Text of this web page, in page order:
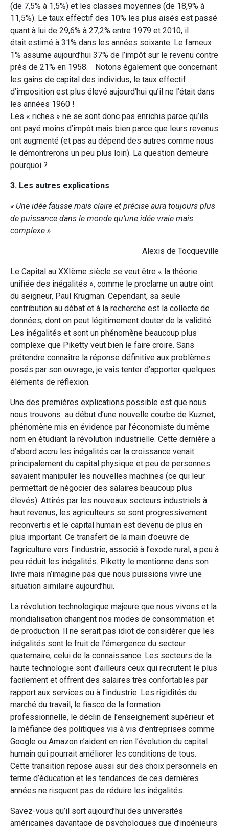
(de 7,5% à 1,5%) et les classes moyennes (de 18,9% à
11,5%). Le taux effectif des 10% les plus aisés est passé
quant à lui de 29,6% à 27,2% entre 1979 et 2010, il
était estimé à 31% dans les années soixante. Le fameux
1% assume aujourd’hui 37% de l’impôt sur le revenu contre
près de 21% en 1958. Notons également que concernant
les gains de capital des individus, le taux effectif
d’imposition est plus élevé aujourd’hui qu’il ne l’était dans
les années 1960 !
Les « riches » ne se sont donc pas enrichis parce qu’ils
ont payé moins d’impôt mais bien parce que leurs revenus
ont augmenté (et pas au dépend des autres comme nous
le démontrerons un peu plus loin). La question demeure
pourquoi ?
3. Les autres explications
« Une idée fausse mais claire et précise aura toujours plus
de puissance dans le monde qu’une idée vraie mais
complexe »
Alexis de Tocqueville
Le Capital au XXIème siècle se veut être « la théorie
unifiée des inégalités », comme le proclame un autre oint
du seigneur, Paul Krugman. Cependant, sa seule
contribution au débat et à la recherche est la collecte de
données, dont on peut légitimement douter de la validité.
Les inégalités et sont un phénomène beaucoup plus
complexe que Piketty veut bien le faire croire. Sans
prétendre connaître la réponse définitive aux problèmes
posés par son ouvrage, je vais tenter d’apporter quelques
éléments de réflexion.
Une des premières explications possible est que nous
nous trouvons au début d’une nouvelle courbe de Kuznet,
phénomène mis en évidence par l’économiste du même
nom en étudiant la révolution industrielle. Cette dernière a
d’abord accru les inégalités car la croissance venait
principalement du capital physique et peu de personnes
savaient manipuler les nouvelles machines (ce qui leur
permettait de négocier des salaires beaucoup plus
élevés). Attirés par les nouveaux secteurs industriels à
haut revenus, les agriculteurs se sont progressivement
reconvertis et le capital humain est devenu de plus en
plus important. Ce transfert de la main d’oeuvre de
l’agriculture vers l’industrie, associé à l’exode rural, a peu à
peu réduit les inégalités. Piketty le mentionne dans son
livre mais n’imagine pas que nous puissions vivre une
situation similaire aujourd’hui.
La révolution technologique majeure que nous vivons et la
mondialisation changent nos modes de consommation et
de production. Il ne serait pas idiot de considérer que les
inégalités sont le fruit de l’émergence du secteur
quaternaire, celui de la connaissance. Les secteurs de la
haute technologie sont d’ailleurs ceux qui recrutent le plus
facilement et offrent des salaires très confortables par
rapport aux services ou à l’industrie. Les rigidités du
marché du travail, le fiasco de la formation
professionnelle, le déclin de l’enseignement supérieur et
la méfiance des politiques vis à vis d’entreprises comme
Google ou Amazon n’aident en rien l’évolution du capital
humain qui pourrait améliorer les conditions de tous.
Cette transition repose aussi sur des choix personnels en
terme d’éducation et les tendances de ces dernières
années ne risquent pas de réduire les inégalités.
Savez-vous qu’il sort aujourd’hui des universités
américaines davantage de psychologues que d’ingénieurs